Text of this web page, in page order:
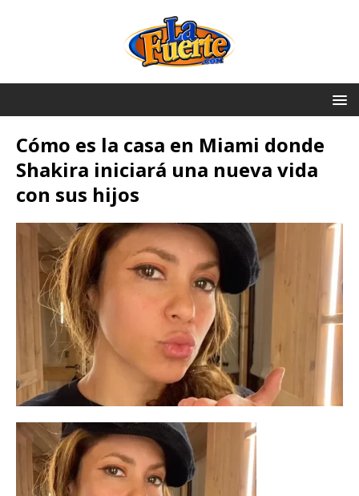
Cómo es la casa en Miami donde
Shakira iniciará una nueva vida
con sus hijos